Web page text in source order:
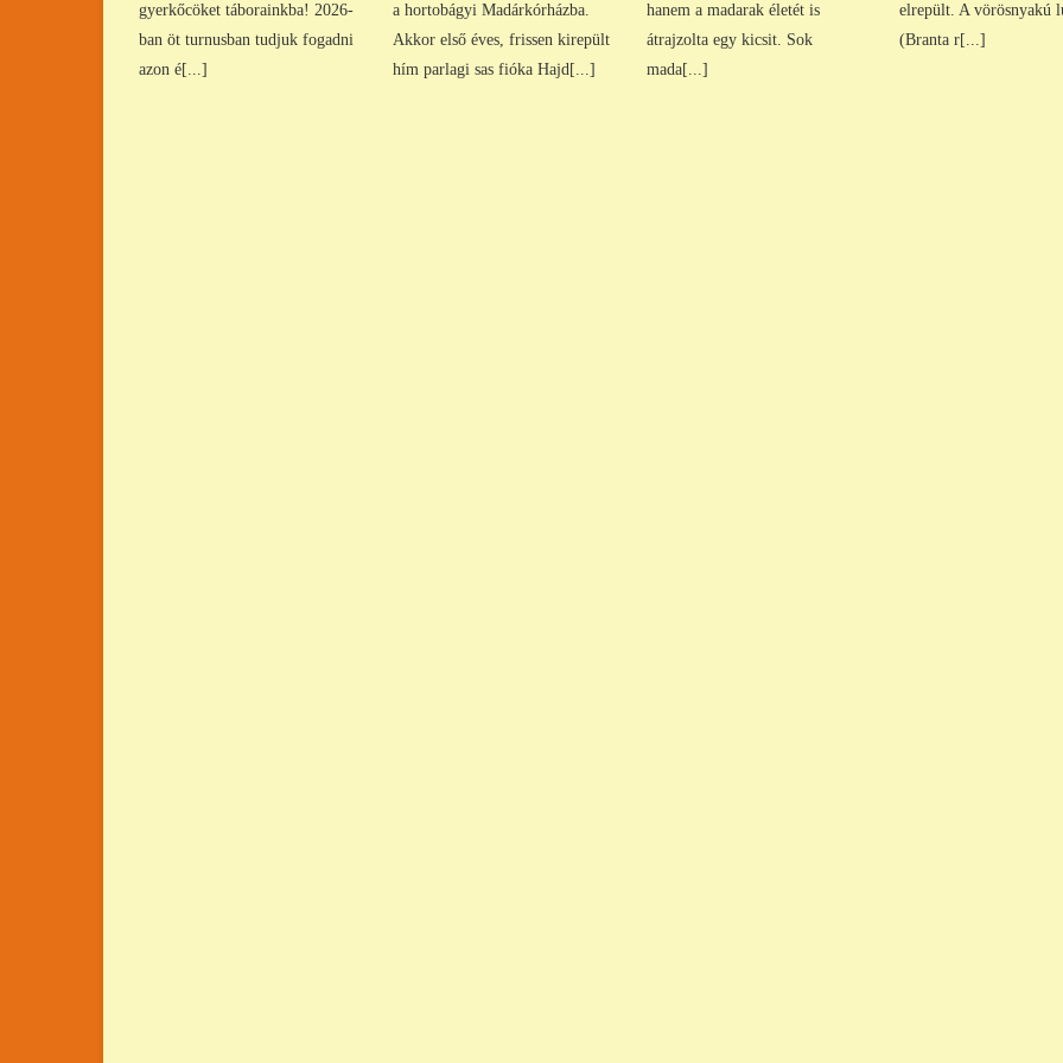
gyerkőcöket táborainkba! 2026-
ban öt turnusban tudjuk fogadni
azon é[...]
a hortobágyi Madárkórházba.
Akkor első éves, frissen kirepült
hím parlagi sas fióka Hajd[...]
hanem a madarak életét is
átrajzolta egy kicsit. Sok
mada[...]
elrepült. A vörösnyakú
(Branta r[...]